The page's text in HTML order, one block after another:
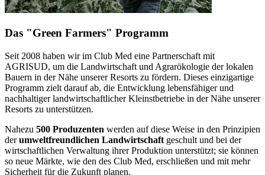
Das "Green Farmers" Programm
Seit 2008 haben wir im Club Med eine Partnerschaft mit
AGRISUD, um die Landwirtschaft und Agrarökologie der lokalen
Bauern in der Nähe unserer Resorts zu fördern. Dieses einzigartige
Programm zielt darauf ab, die Entwicklung lebensfähiger und
nachhaltiger landwirtschaftlicher Kleinstbetriebe in der Nähe unserer
Resorts zu unterstützen.
Nahezu 500 Produzenten werden auf diese Weise in den Prinzipien
derumweltfreundlichen Landwirtschaft geschult und bei der
wirtschaftlichen Verwaltung ihrer Produktion unterstützt; sie können
so neue Märkte, wie den des Club Med, erschließen und mit mehr
Sicherheit für die Zukunft planen.